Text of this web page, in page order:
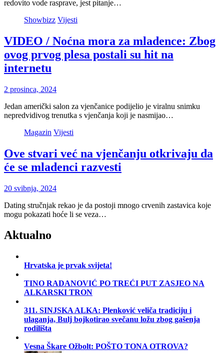
redovito vode rasprave, jest pitanje…
Showbizz Vijesti
VIDEO / Noćna mora za mladence: Zbog
ovog prvog plesa postali su hit na
internetu
2 prosinca, 2024
Jedan američki salon za vjenčanice podijelio je viralnu snimku
nepredvidivog trenutka s vjenčanja koji je nasmijao…
Magazin Vijesti
Ove stvari već na vjenčanju otkrivaju da
će se mladenci razvesti
20 svibnja, 2024
Dating stručnjak rekao je da postoji mnogo crvenih zastavica koje
mogu pokazati hoće li se veza…
Aktualno
Hrvatska je prvak svijeta!
TINO RADANOVIĆ PO TREĆI PUT ZASJEO NA
ALKARSKI TRON
311. SINJSKA ALKA: Plenković veliča tradiciju i
ulaganja, Bulj bojkotirao svečanu ložu zbog gašenja
rodilišta
Vesna Škare Ožbolt: POŠTO TONA OTROVA?